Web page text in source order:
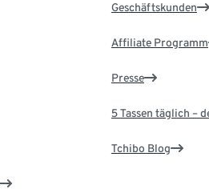
Geschäftskunden
Affiliate Programm
Presse
5 Tassen täglich –
Tchibo Blog